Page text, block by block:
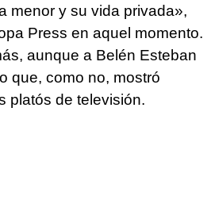
menor y su vida privada»,
Press en aquel momento.
aunque a Belén Esteban
que, como no, mostró
platós de televisión.